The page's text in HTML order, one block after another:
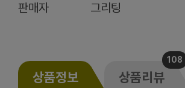
판매자 그리팅
상품정보 상품리뷰
108